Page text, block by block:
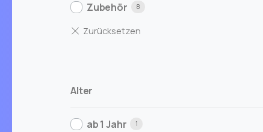
Zubehör 8
Alter
ab 1 Jahr 1